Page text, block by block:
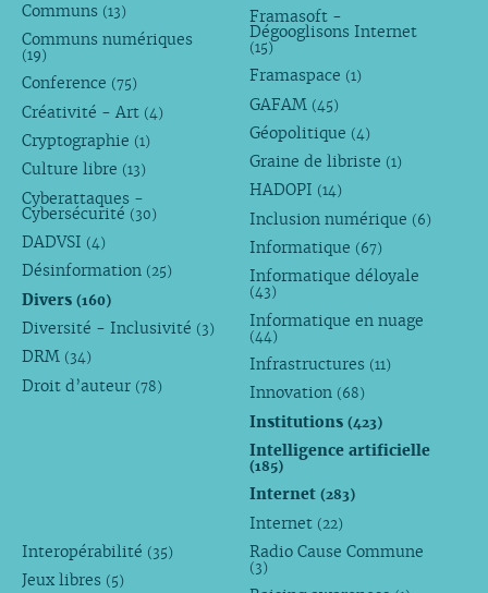
Communs (13)
Communs numériques
(19)
Conference (75)
Créativité - Art (4)
Cryptographie (1)
Culture libre (13)
Cyberattaques -
Cybersécurité (30)
DADVSI (4)
Désinformation (25)
Divers (160)
Diversité - Inclusivité (3)
DRM (34)
Droit d’auteur (78)
Framasoft -
Dégooglisons Internet
(15)
Framaspace (1)
GAFAM (45)
Géopolitique (4)
Graine de libriste (1)
HADOPI (14)
Inclusion numérique (6)
Informatique (67)
Informatique déloyale
(43)
Informatique en nuage
(44)
Infrastructures (11)
Innovation (68)
Institutions(423)
Intelligence artificielle
(185)
Internet(283)
Internet (22)
Interopérabilité (35)
Jeux libres (5)
Radio Cause Commune
(3)